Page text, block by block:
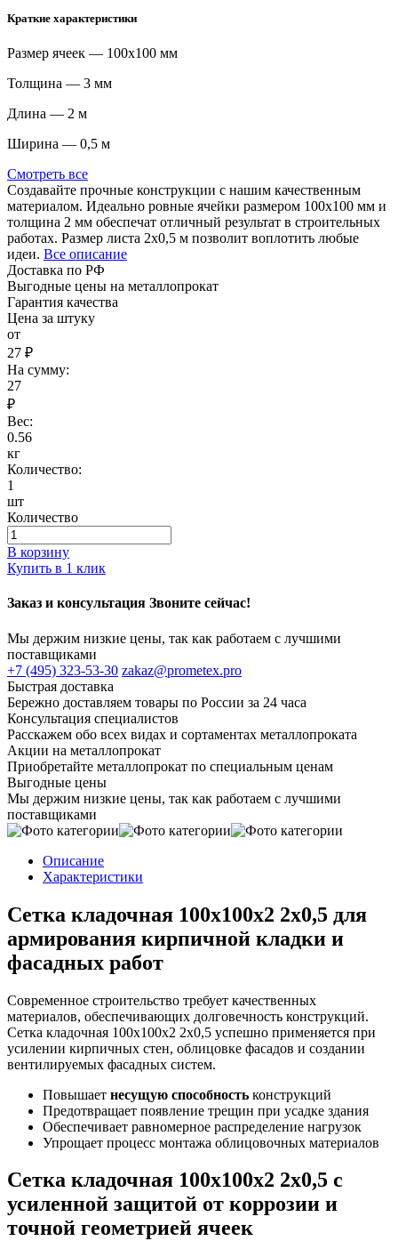
Краткие характеристики
Размер ячеек — 100х100 мм
Толщина — 3 мм
Длина — 2 м
Ширина — 0,5 м
Смотреть все
Создавайте прочные конструкции с нашим качественным
материалом. Идеально ровные ячейки размером 100х100 мм и
толщина 2 мм обеспечат отличный результат в строительных
работах. Размер листа 2х0,5 м позволит воплотить любые
идеи. Все описание
Доставка по РФ
Выгодные цены на металлопрокат
Гарантия качества
Цена за штуку
от
27 ₽
На сумму:
27
₽
Вес:
0.56
кг
Количество:
1
шт
Количество
В корзину
Купить в 1 клик
Заказ и консультация Звоните сейчас!
Мы держим низкие цены, так как работаем с лучшими
поставщиками
+7 (495) 323-53-30 zakaz@prometex.pro
Быстрая доставка
Бережно доставляем товары по России за 24 часа
Консультация специалистов
Расскажем обо всех видах и сортаментах металлопроката
Акции на металлопрокат
Приобретайте металлопрокат по специальным ценам
Выгодные цены
Мы держим низкие цены, так как работаем с лучшими
поставщиками
Описание
Характеристики
Сетка кладочная 100х100x2 2х0,5 для
армирования кирпичной кладки и
фасадных работ
Современное строительство требует качественных
материалов, обеспечивающих долговечность конструкций.
Сетка кладочная 100х100x2 2х0,5 успешно применяется при
усилении кирпичных стен, облицовке фасадов и создании
вентилируемых фасадных систем.
Повышает несущую способность конструкций
Предотвращает появление трещин при усадке здания
Обеспечивает равномерное распределение нагрузок
Упрощает процесс монтажа облицовочных материалов
Сетка кладочная 100х100x2 2х0,5 с
усиленной защитой от коррозии и
точной геометрией ячеек